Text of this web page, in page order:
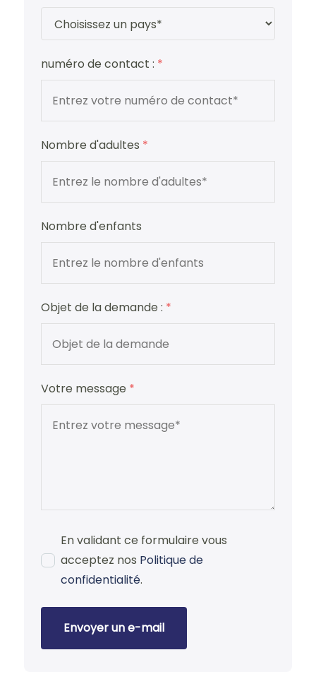
numéro de contact : *
Nombre d'adultes *
Nombre d'enfants
Objet de la demande : *
Votre message *
En validant ce formulaire vous
acceptez nos Politique de
confidentialité.
Envoyer un e-mail